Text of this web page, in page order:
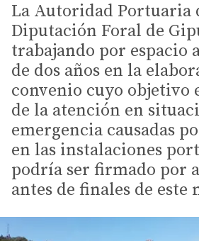
La Autoridad Portuaria
Diputación Foral de
trabajando por espacio
de dos años en la
convenio cuyo objetivo
de la atención en
emergencia causadas
en las instalaciones
podría ser firmado por
antes de finales de este